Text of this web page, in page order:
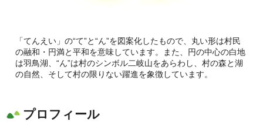
「てんえい」の“て”と“ん”を図案化したもので、丸い形は村民
の融和・円満と平和を意味しています。また、円の中心の白地
は羽鳥湖、“ん”は村のシンボル二岐山をあらわし、村の森と湖
の自然、そして村の限りない躍進を象徴しています。
プロフィール